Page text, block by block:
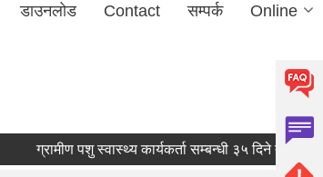
डाउनलोड Contact सम्पर्क Online
ग्रामीण पशु स्वास्थ्य कार्यकर्ता सम्बन्धी ३५ दिने तालिम